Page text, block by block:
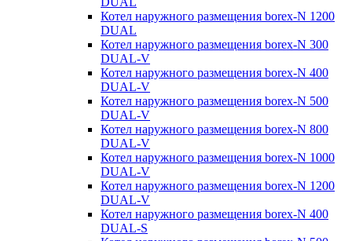
Котел наружного размещения borex-N 1200
DUAL
Котел наружного размещения borex-N 300
DUAL-V
Котел наружного размещения borex-N 400
DUAL-V
Котел наружного размещения borex-N 500
DUAL-V
Котел наружного размещения borex-N 800
DUAL-V
Котел наружного размещения borex-N 1000
DUAL-V
Котел наружного размещения borex-N 1200
DUAL-V
Котел наружного размещения borex-N 400
DUAL-S